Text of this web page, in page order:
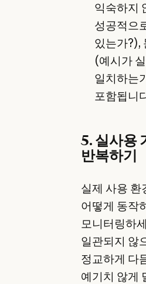
익숙하지
성공적으
있는가?),
(예시가
일치하는
포함됩니
5. 실사용
반복하기
실제 사용 환
어떻게 동작
모니터링하
일관되지 않
정교하게 다
예기치 않게